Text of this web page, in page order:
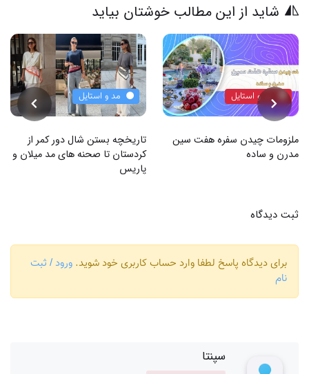
شاید از این مطالب خوشتان بیاید
مد و استایل
ملزومات چیدن سفره هفت سین
مدرن و ساده
مد و استایل
تاریخچه بستن شال دور کمر از
کردستان تا صحنه های مد میلان و
پاریس
ثبت دیدگاه
برای دیدگاه پاسخ لطفا وارد حساب کاربری خود شوید. ورود / ثبت
نام
سپنتا